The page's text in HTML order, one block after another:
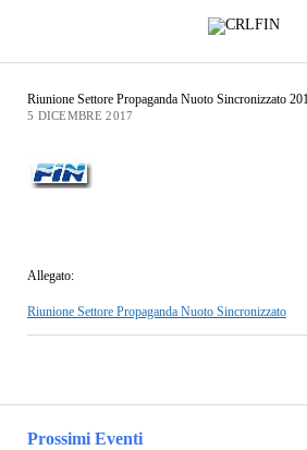
Prossimi Eventi
Riunione Settore Propaganda Nuoto Sincronizzato
5 DICEMBRE 2017
Allegato:
Riunione Settore Propaganda Nuoto Sincronizzato